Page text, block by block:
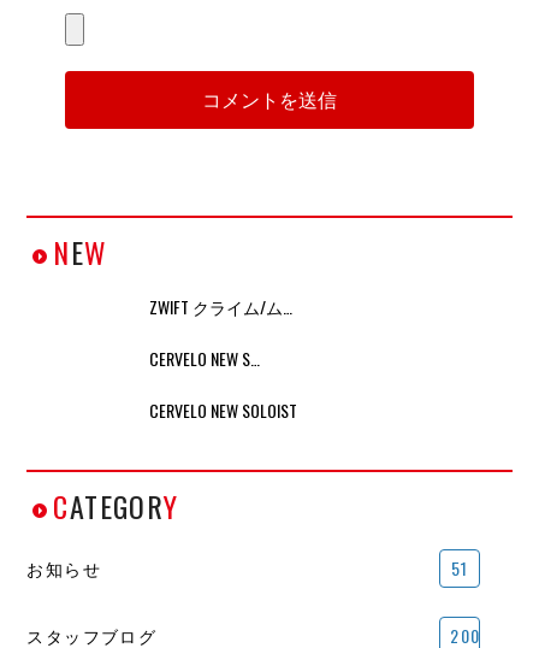
NEW
ZWIFT クライム/ム…
CERVELO NEW S…
CERVELO NEW SOLOIST
CATEGORY
お知らせ 51
スタッフブログ 200